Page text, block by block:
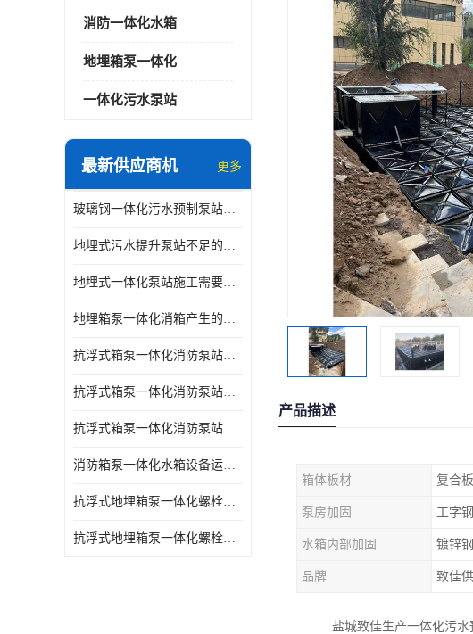
消防一体化水箱
地埋箱泵一体化
一体化污水泵站
最新供应商机 更多
玻璃钢一体化污水预制泵站与自耦底座怎么连接
地埋式污水提升泵站不足的原因
地埋式一体化泵站施工需要的环境特点
地埋箱泵一体化消箱产生的低频噪音怎样减少
抗浮式箱泵一体化消防泵站有哪些特点
抗浮式箱泵一体化消防泵站的应用场景
抗浮式箱泵一体化消防泵站的数据采集过程
消防箱泵一体化水箱设备运行过程中如护
抗浮式地埋箱泵一体化螺栓连接部分如何防止漏水、漏气呢
抗浮式地埋箱泵一体化螺栓连接部分
产品描述
箱体板材 复合板
泵房加固 工字钢
水箱内部加固 镀锌
品牌 致佳
盐城致佳生产一体化污